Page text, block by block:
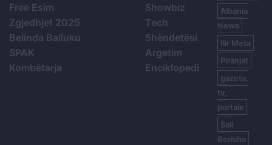
Free Esim
Zgjedhjet 2025
Belinda Balluku
SPAK
Kombëtarja
Showbiz
Tech
Shëndetësi
Argetim
Enciklopedi
Albania
News
Ilir Meta
Piranjat
gazeta,
tv,
portale
Sali
Berisha